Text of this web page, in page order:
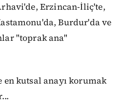
Erzincan-İliç'te,
Burdur'da ve
"toprak ana"
en kutsal anayı korumak